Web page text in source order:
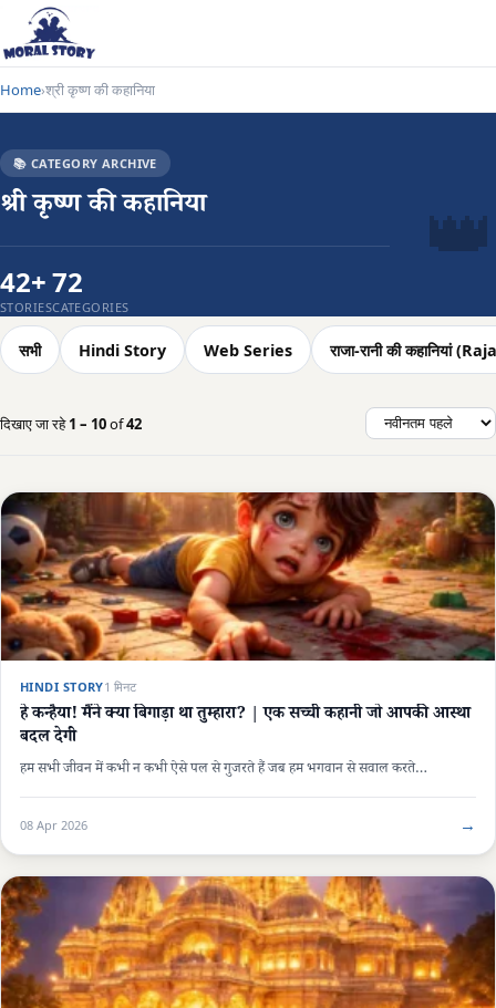
Home›श्री कृष्ण की कहानिया
📚 CATEGORY ARCHIVE
श्री कृष्ण की कहानिया
42+
STORIES
72
CATEGORIES
👑
सभी Hindi Story Web Series राजा-रानी की कहानियां
दिखाए जा रहे1 – 10of42
HINDI STORY1 मिनट
हे कन्हैया! मैंने क्या बिगाड़ा था तुम्हारा? | एक सच्ची कहानी जो आपकी आस्था
बदल देगी
हम सभी जीवन में कभी न कभी ऐसे पल से गुजरते हैं जब हम भगवान से सवाल करते…
08 Apr 2026 →